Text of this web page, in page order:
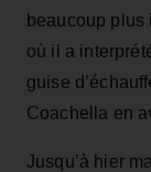
beaucoup plus
où il a
guise
Coachella en
Jusqu’à hier